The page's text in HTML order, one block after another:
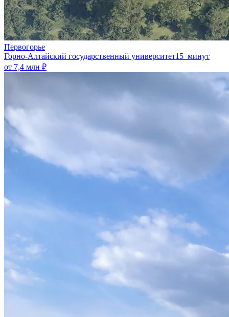
Первогорье
Горно-Алтайский государственный университет15 минут
от 7,4 млн ₽